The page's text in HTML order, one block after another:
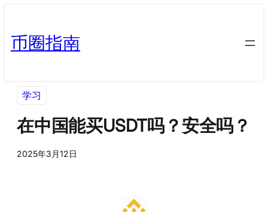
币圈指南
学习
在中国能买USDT吗？安全吗？
2025年3月12日